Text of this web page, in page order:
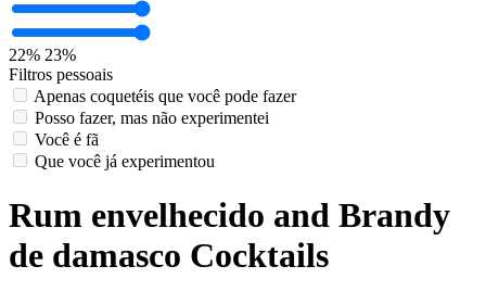
22% 23%
Filtros pessoais
Apenas coquetéis que você pode fazer
Posso fazer, mas não experimentei
Você é fã
Que você já experimentou
Rum envelhecido and Brandy
de damasco Cocktails